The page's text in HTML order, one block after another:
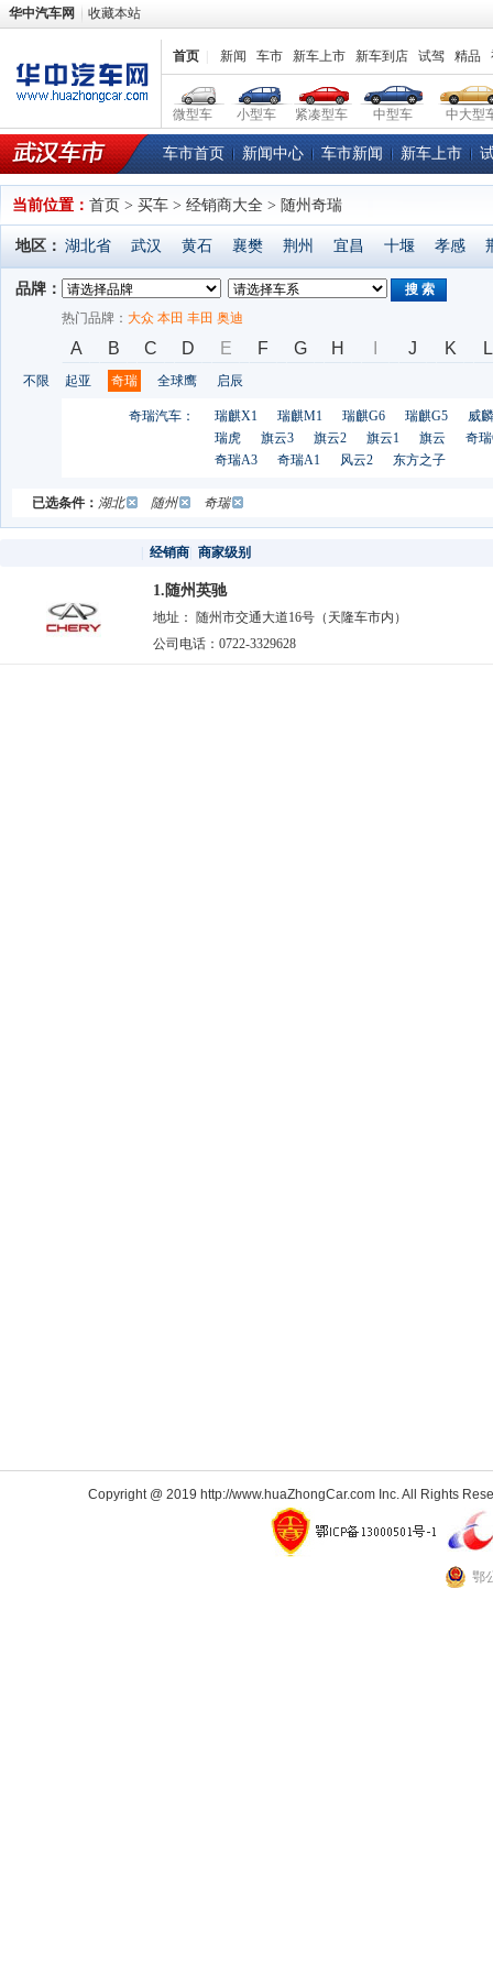
华中汽车网 收藏本站
首页 新闻 车市 新车上市 新车到店 试驾 精品
微型车 小型车 紧凑型车 中型车 中大型
车市首页 新闻中心 车市新闻 新车上市
当前位置： 首页 > 买车 > 经销商大全 > 随州奇瑞
地区： 湖北省 武汉 黄石 襄樊 荆州 宜昌 十堰 孝感
品牌：
搜 索
热门品牌： 大众 本田 丰田 奥迪
A B C D E F G H J K L
不限 起亚 奇瑞 全球鹰 启辰
奇瑞汽车： 瑞麒X1 瑞麒M1 瑞麒G6 瑞麒G5
威
瑞虎
旗云3 旗云2 旗云1 旗云
奇
奇瑞A3
奇瑞A1 风云2 东方之子
已选条件： 湖北 随州 奇瑞
经销商 商家级别
1.随州英驰
地址： 随州市交通大道16号（天隆车市内）
公司电话：0722-3329628
Copyright @ 2019 http://www.huaZhongCar.com Inc. All Rights
鄂